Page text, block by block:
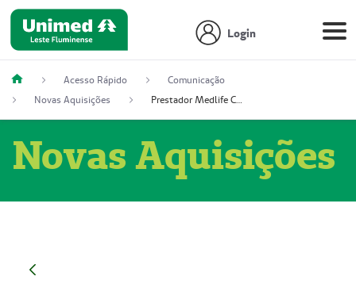
Login
Acesso Rápido
Comunicação
Novas Aquisições
Prestador Medlife Consultas e Diagnósticos (51004334-2)
Novas Aquisições